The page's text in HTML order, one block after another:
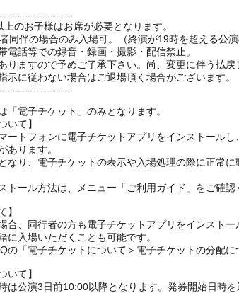
のお子様はお席が必要となります。
同伴の場合のみ入場可。（終演が19時を超える公演
話等での録音・録画・撮影・配信禁止。
ますので予めご了承下さい。尚、変更に伴う払戻
に従わない場合はご退場頂く場合がございます。
電子チケット」のみとなります。
いて】
ートフォンに電子チケットアプリをインストール
あります。
なり、電子チケットの表示や入場処理の際に正常
ール方法は、メニュー「ご利用ガイド」をご確認
】
合、同行者の方も電子チケットアプリをインストー
入場いただくことも可能です。
「電子チケットについて＞電子チケットの分配に
いて】
公演3日前10:00以降となります。発券開始日時